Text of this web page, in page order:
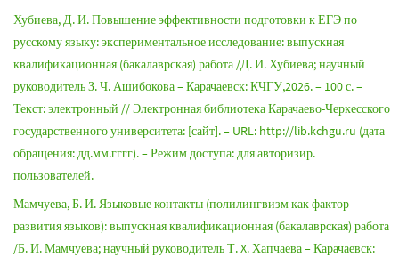
Хубиева, Д. И. Повышение эффективности подготовки к ЕГЭ по
русскому языку: экспериментальное исследование: выпускная
квалификационная (бакалаврская) работа /Д. И. Хубиева; научный
руководитель З. Ч. Ашибокова – Карачаевск: КЧГУ,2026. – 100 с. –
Текст: электронный // Электронная библиотека Карачаево-Черкесского
государственного университета: [сайт]. – URL: http://lib.kchgu.ru (дата
обращения: дд.мм.гггг). – Режим доступа: для авторизир.
пользователей.
Мамчуева, Б. И. Языковые контакты (полилингвизм как фактор
развития языков): выпускная квалификационная (бакалаврская) работа
/Б. И. Мамчуева; научный руководитель Т. X. Хапчаева – Карачаевск: